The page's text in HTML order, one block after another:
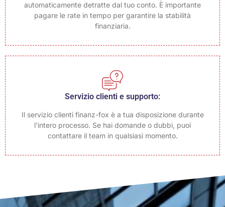
automaticamente detratte dal tuo conto. È importante
pagare le rate in tempo per garantire la stabilità
finanziaria.
Servizio clienti e supporto:
Il servizio clienti finanz-fox è a tua disposizione durante
l'intero processo. Se hai domande o dubbi, puoi
contattare il team in qualsiasi momento.